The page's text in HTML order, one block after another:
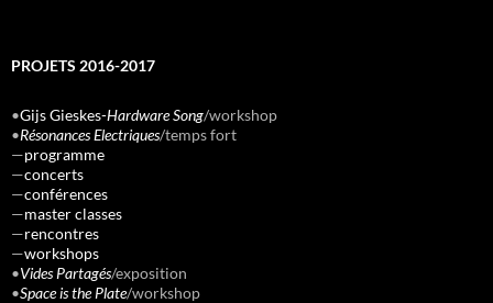
PROJETS 2016-2017
•Gijs Gieskes-Hardware Song/workshop
•Résonances Electriques/temps fort
—programme
—concerts
—conférences
—master classes
—rencontres
—workshops
•Vides Partagés/exposition
•Space is the Plate/workshop